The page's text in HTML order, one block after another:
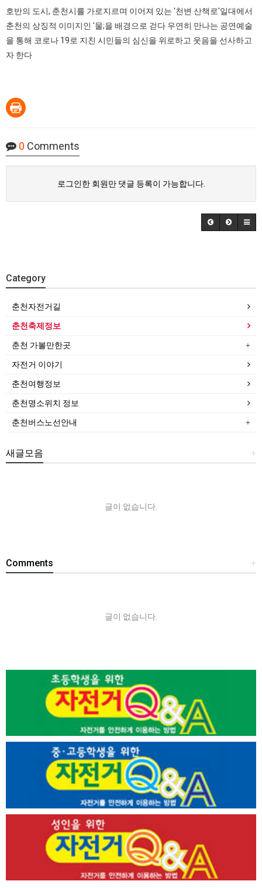
호반의 도시, 춘천시를 가로지르며 이어져 있는 '천변 산책로'일대에서
춘천의 상징적 이미지인 '물;을 배경으로 걷다 우연히 만나는 공연예술
을 통해 코로나 19로 지친 시민들의 심신을 위로하고 웃음을 선사하고
자 한다
0 Comments
로그인한 회원만 댓글 등록이 가능합니다.
Category
춘천자전거길
춘천축제정보
춘천 가볼만한곳
자전거 이야기
춘천여행정보
춘천명소위치 정보
춘천버스노선안내
+
새글모음
글이 없습니다.
+
Comments
글이 없습니다.